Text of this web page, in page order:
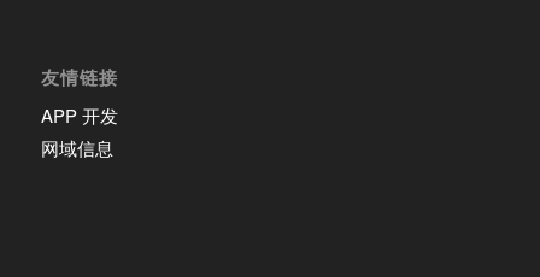
友情链接
APP 开发
网域信息